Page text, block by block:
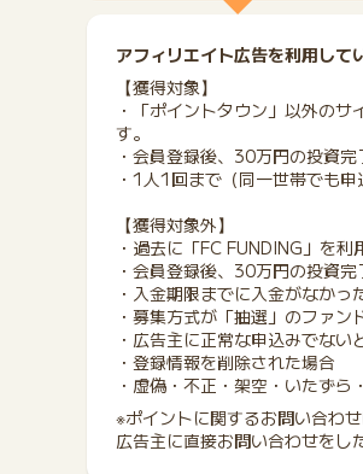
アフィリエイト広告を利用して
【獲得対象】
・「ポイントタウン」以外の
す。
・会員登録後、30万円の投資完
・1人1回まで（同一世帯でも
【獲得対象外】
・過去に「FC FUNDING」を
・会員登録後、30万円の投資
・入金期限までに入金がなかっ
・募集方式が「抽選」のファ
・広告主に正常な申込みでない
・登録情報を削除された場合
・虚偽・不正・架空・いたず
※ポイントに関するお問い合わせ
広告主に直接お問い合わせをし